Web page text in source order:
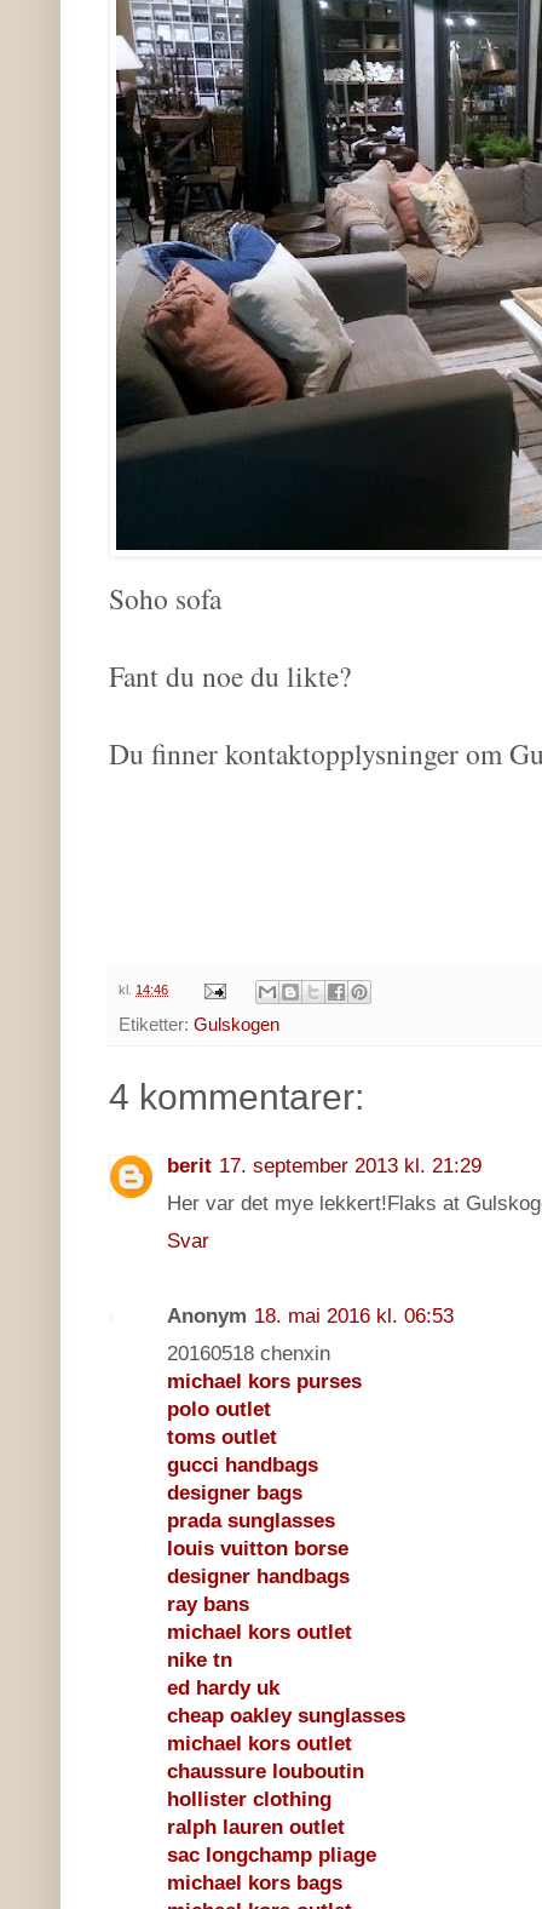
Soho sofa
Fant du noe du likte?
Du finner kontaktopplysninger om
kl. 14:46
Etiketter: Gulskogen
4 kommentarer:
berit 17. september 2013 kl. 21:29
Her var det mye lekkert!Flaks at
Svar
Anonym 18. mai 2016 kl. 06:53
20160518 chenxin
michael kors purses
polo outlet
toms outlet
gucci handbags
designer bags
prada sunglasses
louis vuitton borse
designer handbags
ray bans
michael kors outlet
nike tn
ed hardy uk
cheap oakley sunglasses
michael kors outlet
chaussure louboutin
hollister clothing
ralph lauren outlet
sac longchamp pliage
michael kors bags